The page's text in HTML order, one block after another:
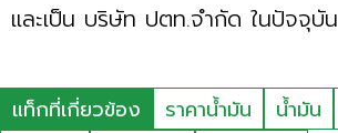
และเป็น บริษัท ปตท.จำกัด ในปัจจุบัน
แท็กที่เกี่ยวข้อง ราคาน้ำมัน น้ำมัน